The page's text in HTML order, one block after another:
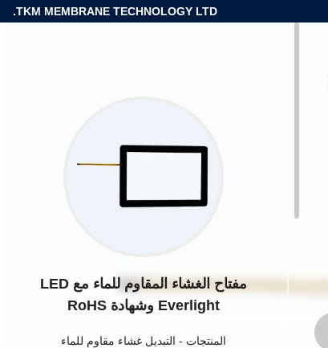
TKM MEMBRANE TECHNOLOGY LTD.
مفتاح الغشاء المقاوم للماء مع LED
Everlight وشهادة RoHS
المنتجات - التبديل غشاء مقاوم للماء